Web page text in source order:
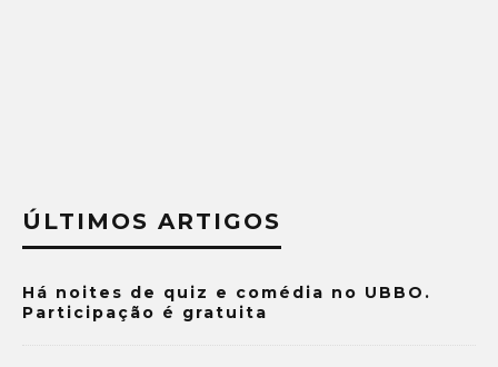
ÚLTIMOS ARTIGOS
Há noites de quiz e comédia no UBBO.
Participação é gratuita